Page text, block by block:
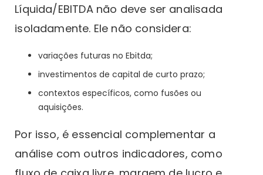
Líquida/EBITDA não deve ser analisada
isoladamente. Ele não considera:
variações futuras no Ebitda;
investimentos de capital de curto prazo;
contextos específicos, como fusões ou
aquisições.
Por isso, é essencial complementar a
análise com outros indicadores, como